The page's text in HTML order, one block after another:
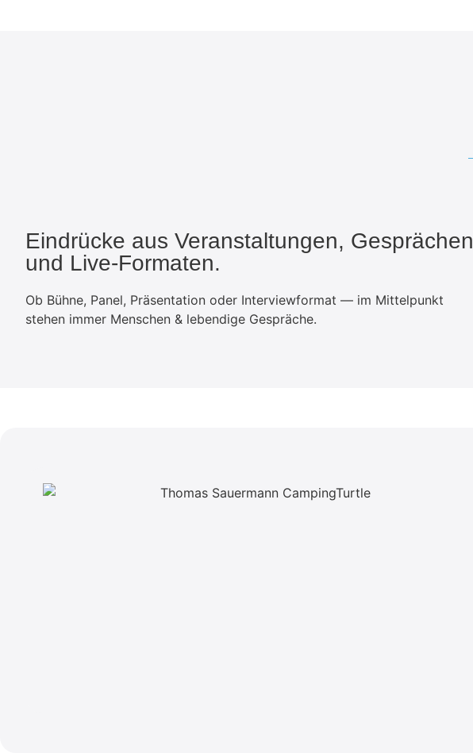
Eindrücke aus Veranstaltungen, Gesprächen
und Live-Formaten.
Ob Bühne, Panel, Präsentation oder Interviewformat — im Mittelpunkt
stehen immer Menschen & lebendige Gespräche.